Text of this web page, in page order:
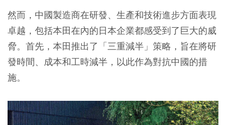
然而，中國製造商在研發、生產和技術進步方面表現
卓越，包括本田在內的日本企業都感受到了巨大的威
脅。首先，本田推出了「三重減半」策略，旨在將研
發時間、成本和工時減半，以此作為對抗中國的措
施。